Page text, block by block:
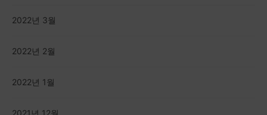
2022년 3월
2022년 2월
2022년 1월
2021년 12월